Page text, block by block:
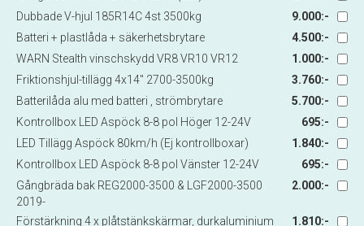
Dubbade V-hjul 185R14C 4st 3500kg
9.000:-
Batteri + plastlåda + säkerhetsbrytare
4.500:-
WARN Stealth vinschskydd VR8 VR10 VR12
1.000:-
Friktionshjul-tillägg 4x14" 2700-3500kg
3.760:-
Batterilåda alu med batteri , strömbrytare
5.700:-
Kontrollbox LED Aspöck 8-8 pol Höger 12-24V
695:-
LED Tillägg Aspöck 80km/h (Ej kontrollboxar)
1.840:-
Kontrollbox LED Aspöck 8-8 pol Vänster 12-24V
695:-
Gångbräda bak REG2000-3500 & LGF2000-3500
2019-
2.000:-
Förstärkning 4 x plåtstänkskärmar, durkaluminium
1.810:-